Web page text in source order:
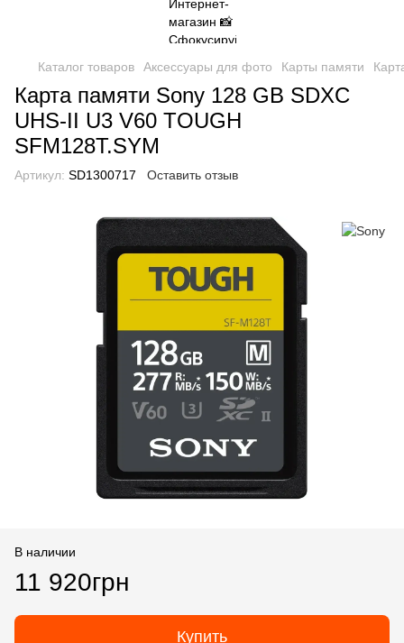
Каталог товаров Аксессуары для фото Карты памяти
Карта памяти Sony 128 GB SDXC
UHS-II U3 V60 TOUGH
SFM128T.SYM
Артикул: SD1300717 Оставить отзыв
В наличии
11 920грн
Купить